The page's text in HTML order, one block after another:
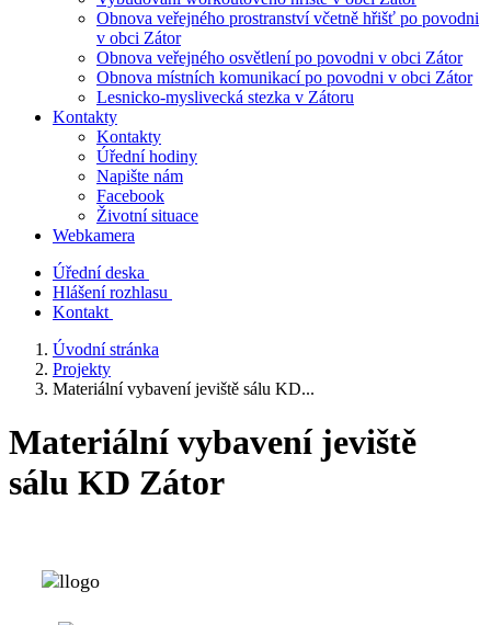
Obnova veřejného prostranství včetně hřišť po povodni
v obci Zátor
Obnova veřejného osvětlení po povodni v obci Zátor
Obnova místních komunikací po povodni v obci Zátor
Lesnicko-myslivecká stezka v Zátoru
Kontakty
Kontakty
Úřední hodiny
Napište nám
Facebook
Životní situace
Webkamera
Úřední deska
Hlášení rozhlasu
Kontakt
Úvodní stránka
Projekty
Materiální vybavení jeviště sálu KD...
Materiální vybavení jeviště
sálu KD Zátor